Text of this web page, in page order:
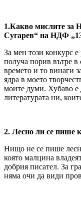
1.Какво мислите за
Сугарев“ на НДФ
За мен този конкурс
получа порив вътре
времето и то винаги
ядра в моето
моите думи. Хубаво е
литературата ни,
2. Лесно ли се пише
Нищо не се пише
която малцина
добрия писател. За
няма очи да види